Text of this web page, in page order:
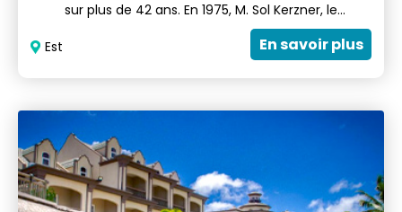
sur plus de 42 ans. En 1975, M. Sol Kerzner, le
fondateur, a ouvert son premier hôtel en dehors de
l'Afrique du Sud sur l'île Maurice, dans l'océan Indien,
situé dans un endroit paisible, avec une plage
magnifique et des vues à couper le souffle.
Est En savoir plus